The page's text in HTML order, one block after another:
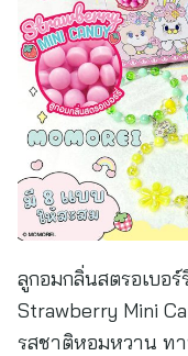
ลูกอมกลิ่นสตรอเบอ
Strawberry Mini
รสชาติหอมหวาน ท